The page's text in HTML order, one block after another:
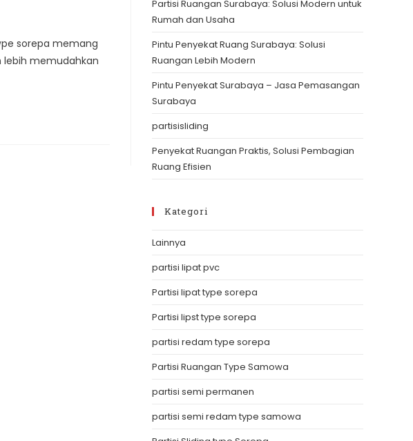
sorepa memang
lebih memudahkan
Partisi Ruangan Surabaya: Solusi Modern untuk
Rumah dan Usaha
Pintu Penyekat Ruang Surabaya: Solusi
Ruangan Lebih Modern
Pintu Penyekat Surabaya – Jasa Pemasangan
Surabaya
partisisliding
Penyekat Ruangan Praktis, Solusi Pembagian
Ruang Efisien
Kategori
Lainnya
partisi lipat pvc
Partisi lipat type sorepa
Partisi lipst type sorepa
partisi redam type sorepa
Partisi Ruangan Type Samowa
partisi semi permanen
partisi semi redam type samowa